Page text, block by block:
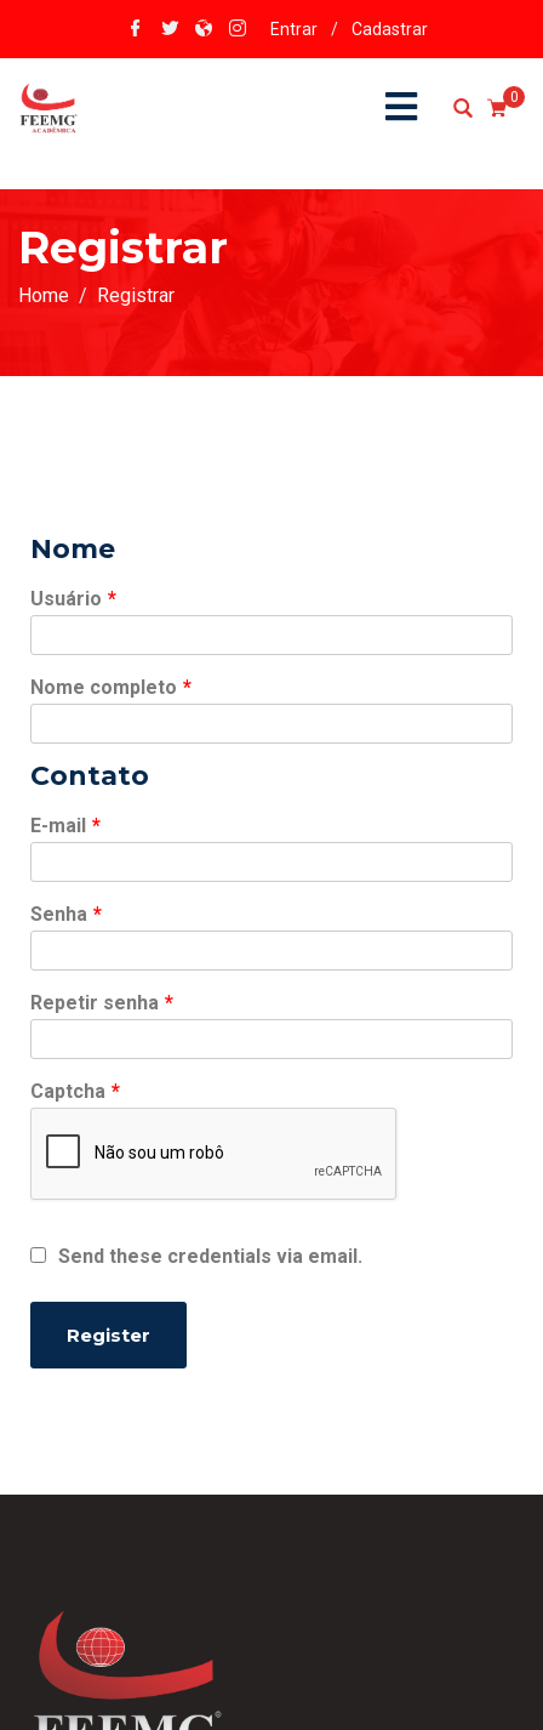
Entrar / Cadastrar
0
Registrar
Home Registrar
Nome
Usuário *
Nome completo *
Contato
E-mail *
Senha *
Repetir senha *
Captcha *
Send these credentials via email.